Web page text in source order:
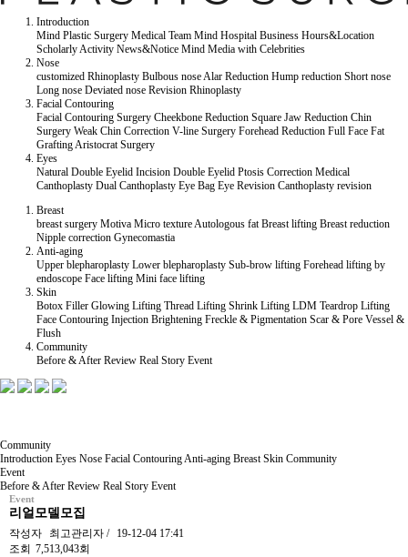
Introduction
Mind Plastic Surgery Medical Team Mind Hospital Business Hours&Location
Scholarly Activity News&Notice Mind Media with Celebrities
Nose
customized Rhinoplasty Bulbous noseAlar Reduction Hump reduction Short nose
Long nose Deviated nose Revision Rhinoplasty
Facial Contouring
Facial Contouring Surgery Cheekbone Reduction Square Jaw Reduction Chin
Surgery Weak Chin Correction V-line Surgery Forehead Reduction Full Face Fat
GraftingAristocrat Surgery
Eyes
Natural Double Eyelid Incision Double Eyelid Ptosis Correction Medical
Canthoplasty Dual Canthoplasty Eye Bag Eye Revision Canthoplasty revision
Breast
breast surgery Motiva Micro textureAutologous fat Breast lifting Breast reduction
Nipple correction Gynecomastia
Anti-aging
Upper blepharoplasty Lower blepharoplasty Sub-brow lifting Forehead lifting by
endoscope Face lifting Mini face lifting
Skin
Botox Filler Glowing Lifting Thread Lifting Shrink Lifting LDM Teardrop Lifting
Face Contouring Injection Brightening Freckle & Pigmentation Scar & Pore Vessel &
Flush
Community
Before & After Review Real Story Event
Community
Introduction Eyes Nose Facial ContouringAnti-aging Breast Skin Community
Event
Before & After Review Real Story Event
Event
리얼모델모집
작성자 최고관리자 / 19-12-04 17:41
조회 7,513,043회